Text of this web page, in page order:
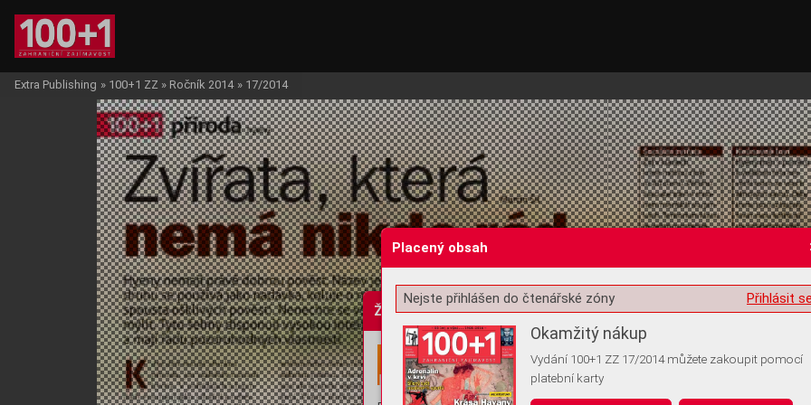
Žádost o souhlas s ukládáním volitelných informací
Extra Publishing » 100+1 ZZ » Ročník 2014 » 17/2014
Placený obsah
Přihlásit
Nejste přihlášen do čtenářské zóny
Okamžitý nákup
Vydání 100+1 ZZ 17/2014 můžete zakoupit pomocí
platební karty